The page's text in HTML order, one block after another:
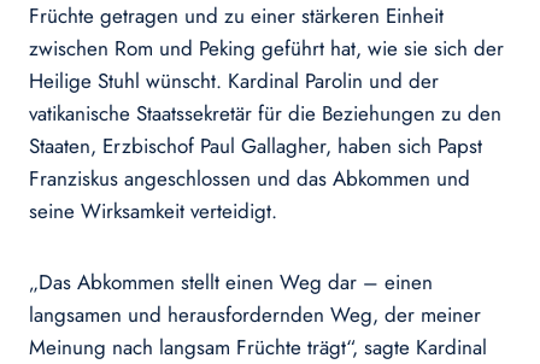
Früchte getragen und zu einer stärkeren Einheit
zwischen Rom und Peking geführt hat, wie sie sich der
Heilige Stuhl wünscht. Kardinal Parolin und der
vatikanische Staatssekretär für die Beziehungen zu den
Staaten, Erzbischof Paul Gallagher, haben sich Papst
Franziskus angeschlossen und das Abkommen und
seine Wirksamkeit verteidigt.
„Das Abkommen stellt einen Weg dar – einen
langsamen und herausfordernden Weg, der meiner
Meinung nach langsam Früchte trägt“, sagte Kardinal